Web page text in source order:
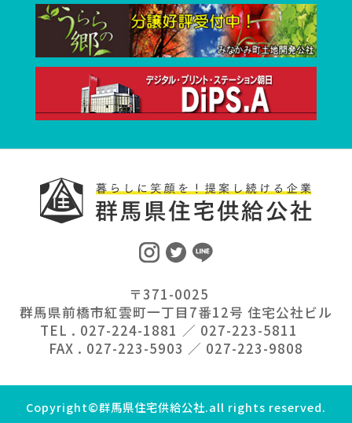
〒371-0025
群馬県前橋市紅雲町一丁目7番12号 住宅公社ビル
TEL . 027-224-1881 ／ 027-223-5811
FAX . 027-223-5903 ／ 027-223-9808
Copyright©群馬県住宅供給公社.all rights reserved.